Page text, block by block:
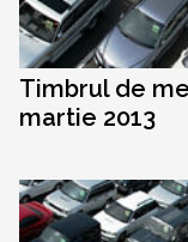
Timbrul de
martie 2013